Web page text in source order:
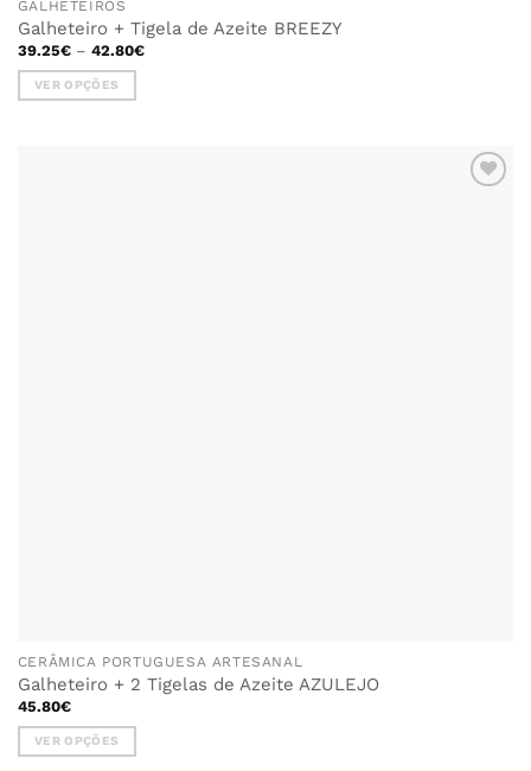
GALHETEIROS
Galheteiro + Tigela de Azeite BREEZY
39.25€ – 42.80€Price
VER OPÇÕES
CERÂMICA PORTUGUESA ARTESANAL
Galheteiro + 2 Tigelas de Azeite AZULEJO
45.80€
VER OPÇÕES